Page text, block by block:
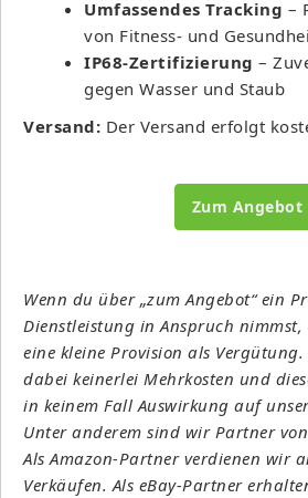
Umfassendes Tracking –
von Fitness- und
IP68-Zertifizierung –
gegen Wasser und Staub
Versand: Der Versand erfolgt
Zum Angebot
Wenn du über „zum Angebot“ ein
Dienstleistung in Anspruch
eine kleine Provision als
dabei keinerlei Mehrkosten und
in keinem Fall Auswirkung auf
Unter anderem sind wir Partner
Als Amazon-Partner verdienen wir
Verkäufen. Als eBay-Partner